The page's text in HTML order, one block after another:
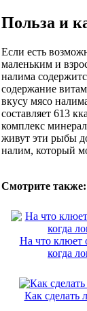
Польза и
Если есть
маленьким и
налима
содержание
вкусу мясо
составляет 613
комплекс
живут эти рыбы
налим, который
Смотрите также:
На что клюет
когда
Как сделать